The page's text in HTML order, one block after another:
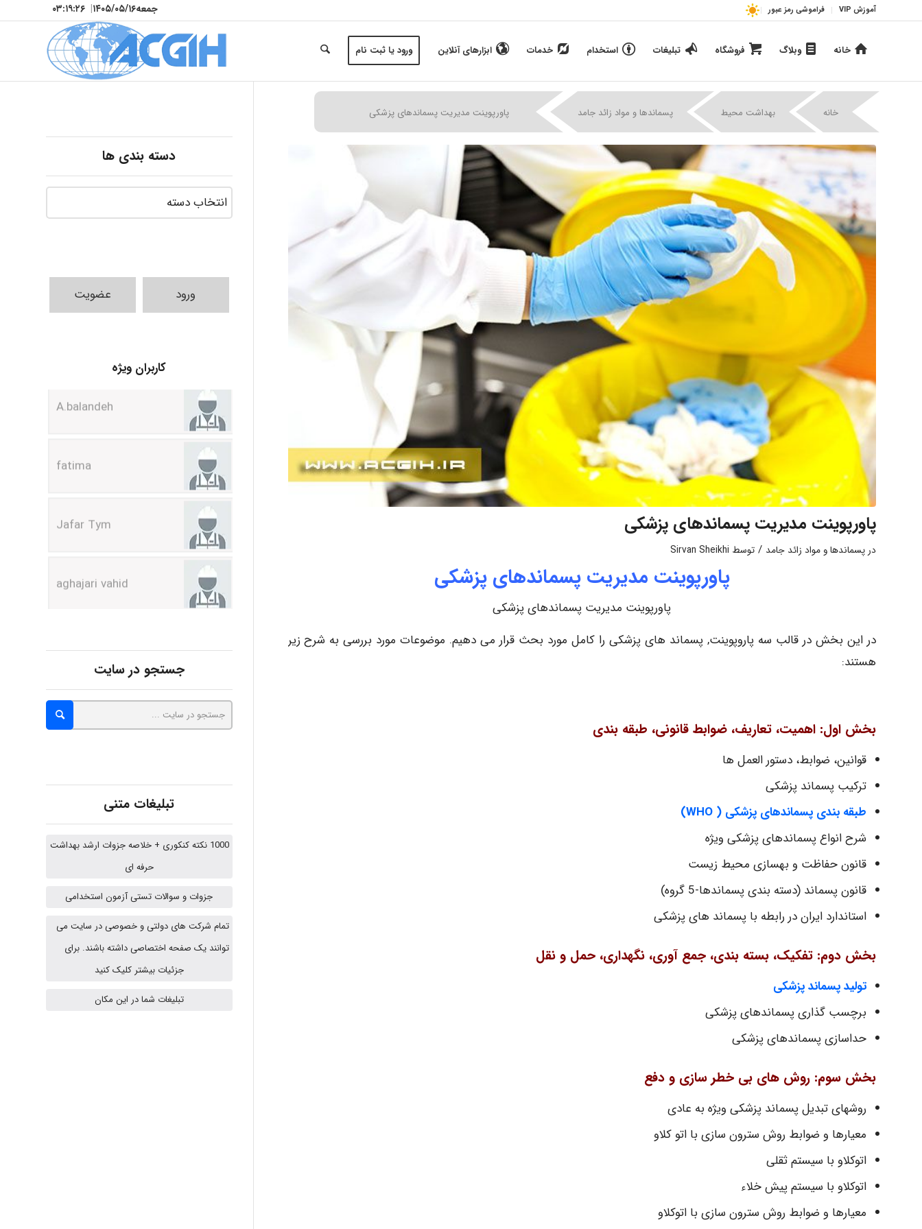
آموزش VIP فراموشی رمز عبور جمعه۱۴۰۵/۰۵/۱۶| ۰۳:۱۹:۲۸
خانه وبلاگ فروشگاه تبلیغات استخدام خدمات ابزارهای آنلاین ورود یا ثبت نام
خانه بهداشت محیط | پسماندها و مواد زائد جامد پاورپوینت مدیریت پسماندهای پزشکی
پاورپوینت مدیریت پسماندهای پزشکی
در پسماندها و مواد زائد جامد / توسط Sirvan Sheikhi
پاورپوینت مدیریت پسماندهای پزشکی
پاورپوینت مدیریت پسماندهای پزشکی
در این بخش در قالب سه پاروپوینت, پسماند های پزشکی را کامل مورد بحث قرار می دهیم. موضوعات مورد بررسی به شرح زیر
هستند:
بخش اول: اهمیت، تعاریف، ضوابط قانونی، طبقه بندی
قوانین، ضوابط، دستور العمل ها
ترکیب پسماند پزشکی
طبقه بندی پسماندهای پزشکی (
WHO
)
شرح انواع پسماندهای پزشکی ویژه
قانون حفاظت و بهسازی محیط زیست
قانون پسماند (دسته بندی پسماندها-5 گروه)
استاندارد ایران در رابطه با پسماند های پزشکی
بخش دوم: تفکیک، بسته بندی، جمع آوری، نگهداری، حمل و نقل
تولید پسماند پزشکی
برچسب گذاری پسماندهای پزشکی
حداسازی پسماندهای پزشکی
بخش سوم: روش های بی خطر سازی و دفع
روشهای تبدیل پسماند پزشکی ویژه به عادی
معیارها و ضوابط روش سترون سازی با اتو کلاو
اتوکلاو با سیستم ثقلی
اتوکلاو با سیستم پیش خلاء
معیارها و ضوابط روش سترون سازی با اتوکلاو
دسته بندی ها
ورود عضویت
کاربران ویژه
fatima
Jafar Tym
aghajari vahid
Poubakhtiari
Alirez0990
hosein abdolvand
emami
A.balandeh
جستجو در سایت
تبلیغات متنی
1000 نکته کنکوری + خلاصه جزوات ارشد بهداشت
حرفه ای
جزوات و سوالات تستی آزمون استخدامی
تمام شرکت های دولتی و خصوصی در سایت می
توانند یک صفحه اختصاصی داشته باشند. برای
جزئیات بیشتر کلیک کنید
تبلیغات شما در این مکان